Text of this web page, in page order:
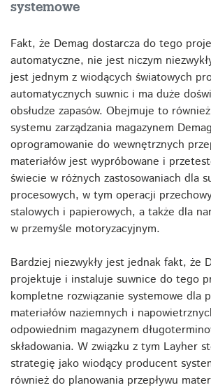
systemowe
Fakt, że Demag dostarcza do tego
automatyczne, nie jest niczym
jest jednym z wiodących światowych
automatycznych suwnic i ma duże
obsłudze zapasów. Obejmuje to
systemu zarządzania magazynem
oprogramowanie do wewnętrznych
materiałów jest wypróbowane i
świecie w różnych zastosowaniach dla
procesowych, w tym operacji
stalowych i papierowych, a także dla
w przemyśle motoryzacyjnym.
Bardziej niezwykły jest jednak fakt, że
projektuje i instaluje suwnice do tego
kompletne rozwiązanie systemowe dla
materiałów naziemnych i
odpowiednim magazynem
składowania. W związku z tym Layher
strategię jako wiodący producent
również do planowania przepływu